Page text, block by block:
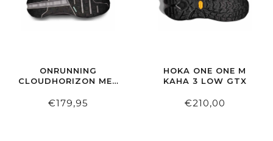
ONRUNNING
CLOUDHORIZON MEN
€179,95
HOKA ONE ONE M
KAHA 3 LOW GTX
€210,00